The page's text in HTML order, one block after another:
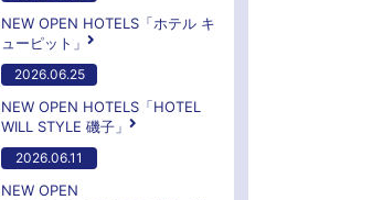
NEW OPEN HOTELS「ホテル キ
ューピット」
2026.06.25
NEW OPEN HOTELS「HOTEL
WILL STYLE 磯子」
2026.06.11
NEW OPEN